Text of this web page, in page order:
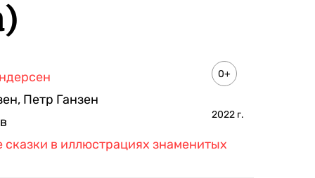
, Петр Ганзен
0+
2022 г.
сказки в иллюстрациях знаменитых